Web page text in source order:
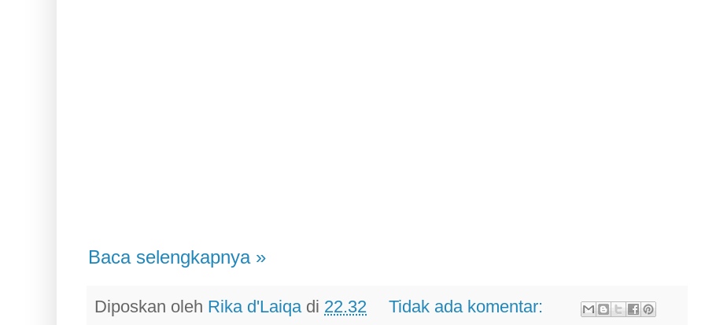
Baca selengkapnya »
Diposkan oleh Rika d'Laiqa di 22.32
Tidak ada komentar: